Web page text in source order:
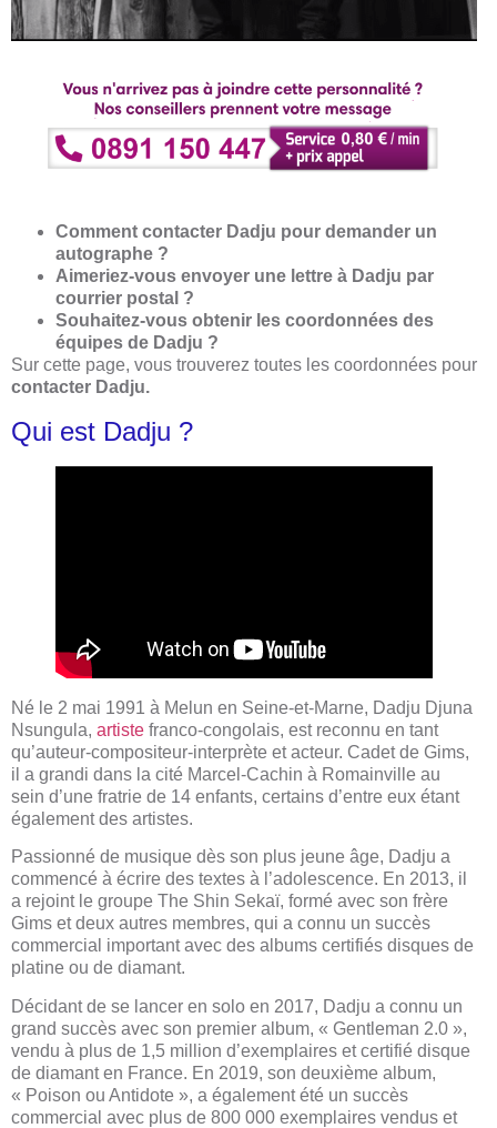
Comment contacter Dadju pour demander un
autographe ?
Aimeriez-vous envoyer une lettre à Dadju par
courrier postal ?
Souhaitez-vous obtenir les coordonnées des
équipes de Dadju ?
Sur cette page, vous trouverez toutes les coordonnées pour
contacter Dadju.
Qui est Dadju ?
Né le 2 mai 1991 à Melun en Seine-et-Marne, Dadju Djuna
Nsungula, artiste franco-congolais, est reconnu en tant
qu’auteur-compositeur-interprète et acteur. Cadet de Gims,
il a grandi dans la cité Marcel-Cachin à Romainville au
sein d’une fratrie de 14 enfants, certains d’entre eux étant
également des artistes.
Passionné de musique dès son plus jeune âge, Dadju a
commencé à écrire des textes à l’adolescence. En 2013, il
a rejoint le groupe The Shin Sekaï, formé avec son frère
Gims et deux autres membres, qui a connu un succès
commercial important avec des albums certifiés disques de
platine ou de diamant.
Décidant de se lancer en solo en 2017, Dadju a connu un
grand succès avec son premier album, « Gentleman 2.0 »,
vendu à plus de 1,5 million d’exemplaires et certifié disque
de diamant en France. En 2019, son deuxième album,
« Poison ou Antidote », a également été un succès
commercial avec plus de 800 000 exemplaires vendus et